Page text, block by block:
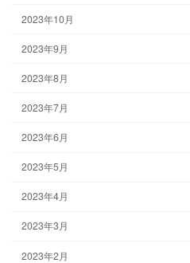
2023年10月
2023年9月
2023年8月
2023年7月
2023年6月
2023年5月
2023年4月
2023年3月
2023年2月